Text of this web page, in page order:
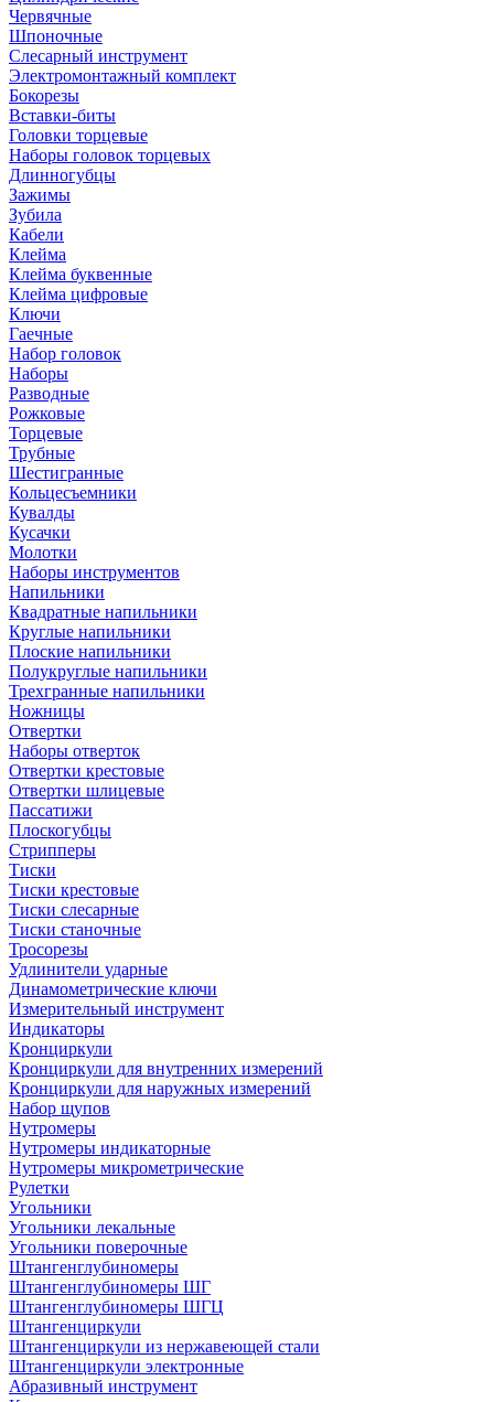
Червячные
Шпоночные
Слесарный инструмент
Электромонтажный комплект
Бокорезы
Вставки-биты
Головки торцевые
Наборы головок торцевых
Длинногубцы
Зажимы
Зубила
Кабели
Клейма
Клейма буквенные
Клейма цифровые
Ключи
Гаечные
Набор головок
Наборы
Разводные
Рожковые
Торцевые
Трубные
Шестигранные
Кольцесъемники
Кувалды
Кусачки
Молотки
Наборы инструментов
Напильники
Квадратные напильники
Круглые напильники
Плоские напильники
Полукруглые напильники
Трехгранные напильники
Ножницы
Отвертки
Наборы отверток
Отвертки крестовые
Отвертки шлицевые
Пассатижи
Плоскогубцы
Стрипперы
Тиски
Тиски крестовые
Тиски слесарные
Тиски станочные
Тросорезы
Удлинители ударные
Динамометрические ключи
Измерительный инструмент
Индикаторы
Кронциркули
Кронциркули для внутренних измерений
Кронциркули для наружных измерений
Набор щупов
Нутромеры
Нутромеры индикаторные
Нутромеры микрометрические
Рулетки
Угольники
Угольники лекальные
Угольники поверочные
Штангенглубиномеры
Штангенглубиномеры ШГ
Штангенглубиномеры ШГЦ
Штангенциркули
Штангенциркули из нержавеющей стали
Штангенциркули электронные
Абразивный инструмент